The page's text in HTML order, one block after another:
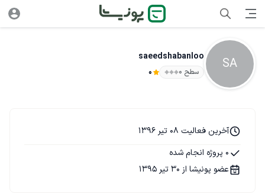
SA
saeedshabanloo
سطح ۰ 0
آخرین فعالیت 08 تیر 1396
0 پروژه انجام شده
عضو پونیشا از 30 تیر 1395